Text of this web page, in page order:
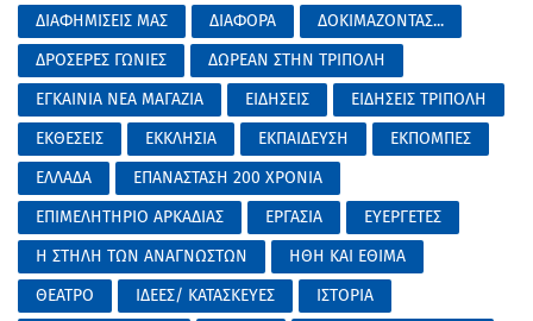
ΔΙΑΦΗΜΙΣΕΙΣ ΜΑΣ
ΔΙΑΦΟΡΑ
ΔΟΚΙΜΑΖΟΝΤΑΣ...
ΔΡΟΣΕΡΕΣ ΓΩΝΙΕΣ
ΔΩΡΕΑΝ ΣΤΗΝ ΤΡΙΠΟΛΗ
ΕΓΚΑΙΝΙΑ ΝΕΑ ΜΑΓΑΖΙΑ
ΕΙΔΗΣΕΙΣ
ΕΙΔΗΣΕΙΣ ΤΡΙΠΟΛΗ
ΕΚΘΕΣΕΙΣ
ΕΚΚΛΗΣΙΑ ΕΚΠΑΙΔΕΥΣΗ
ΕΚΠΟΜΠΕΣ
ΕΛΛΑΔΑ
ΕΠΑΝΑΣΤΑΣΗ 200 ΧΡΟΝΙΑ
ΕΠΙΜΕΛΗΤΗΡΙΟ ΑΡΚΑΔΙΑΣ
ΕΡΓΑΣΙΑ
ΕΥΕΡΓΕΤΕΣ
Η ΣΤΗΛΗ ΤΩΝ ΑΝΑΓΝΩΣΤΩΝ
ΗΘΗ ΚΑΙ ΕΘΙΜΑ
ΘΕΑΤΡΟ
ΙΔΕΕΣ/ ΚΑΤΑΣΚΕΥΕΣ
ΙΣΤΟΡΙΑ